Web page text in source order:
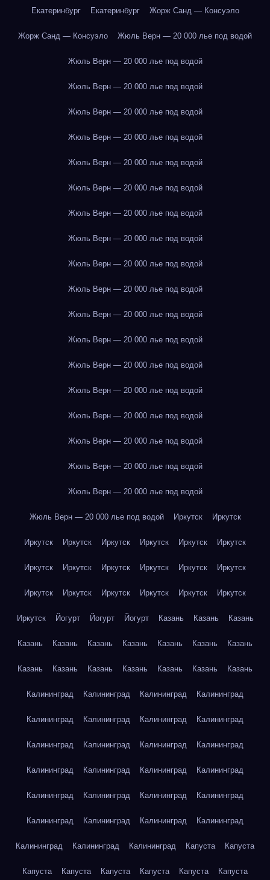
Екатеринбург Екатеринбург Жорж Санд — Консуэло
Жорж Санд — Консуэло Жюль Верн — 20 000 лье под водой
Жюль Верн — 20 000 лье под водой
Жюль Верн — 20 000 лье под водой
Жюль Верн — 20 000 лье под водой
Жюль Верн — 20 000 лье под водой
Жюль Верн — 20 000 лье под водой
Жюль Верн — 20 000 лье под водой
Жюль Верн — 20 000 лье под водой
Жюль Верн — 20 000 лье под водой
Жюль Верн — 20 000 лье под водой
Жюль Верн — 20 000 лье под водой
Жюль Верн — 20 000 лье под водой
Жюль Верн — 20 000 лье под водой
Жюль Верн — 20 000 лье под водой
Жюль Верн — 20 000 лье под водой
Жюль Верн — 20 000 лье под водой
Жюль Верн — 20 000 лье под водой
Жюль Верн — 20 000 лье под водой
Жюль Верн — 20 000 лье под водой
Жюль Верн — 20 000 лье под водой Иркутск Иркутск
Иркутск Иркутск Иркутск Иркутск Иркутск Иркутск
Иркутск Иркутск Иркутск Иркутск Иркутск Иркутск
Иркутск Иркутск Иркутск Иркутск Иркутск Иркутск
Иркутск Йогурт Йогурт Йогурт Казань Казань Казань
Казань Казань Казань Казань Казань Казань Казань
Казань Казань Казань Казань Казань Казань Казань
Калининград Калининград Калининград Калининград
Калининград Калининград Калининград Калининград
Калининград Калининград Калининград Калининград
Калининград Калининград Калининград Калининград
Калининград Калининград Калининград Калининград
Калининград Калининград Калининград Калининград
Калининград Калининград Калининград Капуста Капуста
Капуста Капуста Капуста Капуста Капуста Капуста